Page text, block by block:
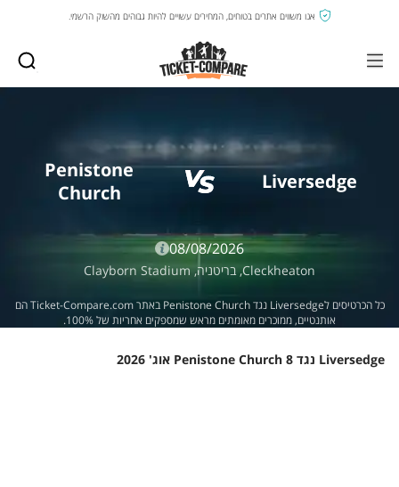
אנו משווים אתרים בטוחים, המחירים עשויים להיות גבוהים מהשוק הרשמי.
Liversedge
Penistone
Church
08/08/2026
Cleckheaton, בריטניה, Clayborn Stadium
כל הכרטיסים לLiversedge נגד Penistone Church באתר Ticket-Compare.com הם
אותנטיים, ממוכרים מאומתים מראש שמספקים אחריות של 100%.
Liversedge נגד Penistone Church 8 אוג' 2026